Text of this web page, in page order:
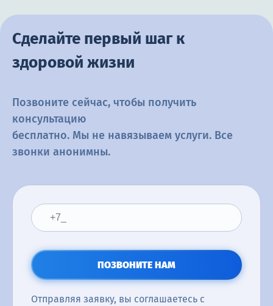
Сделайте первый шаг к
здоровой жизни
Позвоните сейчас, чтобы получить
консультацию
бесплатно. Мы не навязываем услуги. Все
звонки анонимны.
ПОЗВОНИТЕ НАМ
Отправляя заявку, вы соглашаетесь с